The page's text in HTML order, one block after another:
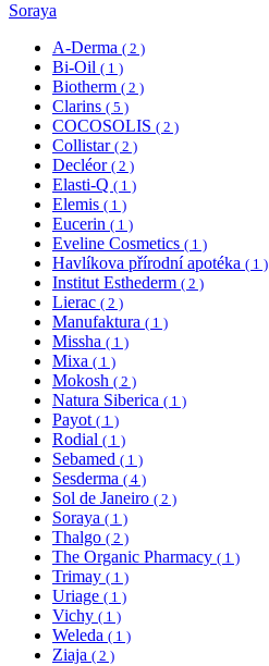
Soraya
A-Derma ( 2 )
Bi-Oil ( 1 )
Biotherm ( 2 )
Clarins ( 5 )
COCOSOLIS ( 2 )
Collistar ( 2 )
Decléor ( 2 )
Elasti-Q ( 1 )
Elemis ( 1 )
Eucerin ( 1 )
Eveline Cosmetics ( 1 )
Havlíkova přírodní apotéka ( 1 )
Institut Esthederm ( 2 )
Lierac ( 2 )
Manufaktura ( 1 )
Missha ( 1 )
Mixa ( 1 )
Mokosh ( 2 )
Natura Siberica ( 1 )
Payot ( 1 )
Rodial ( 1 )
Sebamed ( 1 )
Sesderma ( 4 )
Sol de Janeiro ( 2 )
Soraya ( 1 )
Thalgo ( 2 )
The Organic Pharmacy ( 1 )
Trimay ( 1 )
Uriage ( 1 )
Vichy ( 1 )
Weleda ( 1 )
Ziaja ( 2 )